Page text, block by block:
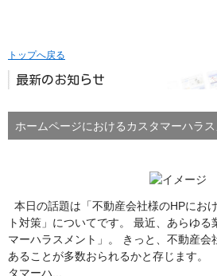
トップへ戻る
最新のお知らせ
ホームページにおけるカスタマーハラ
本日の話題は「不動産会社様のHPにお
ト対策」についてです。 最近、あらゆ
マーハラスメント」。 きっと、不動産会
あることが多数おられるかと存じます
タマーハ...